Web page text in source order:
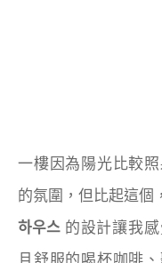
一樓因為陽光比較
的氛圍，但比起這個
하우스 的設計讓我